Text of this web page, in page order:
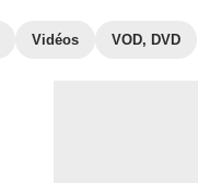
Vidéos VOD, DVD